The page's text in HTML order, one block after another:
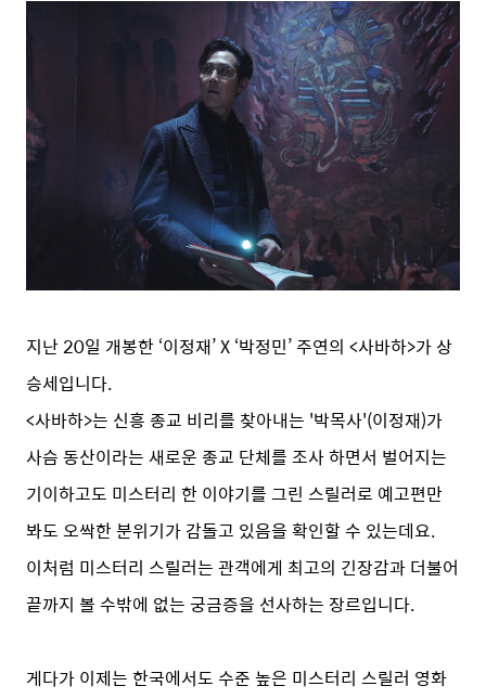
지난 20일 개봉한 ‘이정재’ X ‘박정민’ 주연의 <사바하>가 상
승세입니다.
<사바하>는 신흥 종교 비리를 찾아내는 '박목사'(이정재)가
사슴 동산이라는 새로운 종교 단체를 조사 하면서 벌어지는
기이하고도 미스터리 한 이야기를 그린 스릴러로 예고편만
봐도 오싹한 분위기가 감돌고 있음을 확인할 수 있는데요.
이처럼 미스터리 스릴러는 관객에게 최고의 긴장감과 더불어
끝까지 볼 수밖에 없는 궁금증을 선사하는 장르입니다.
게다가 이제는 한국에서도 수준 높은 미스터리 스릴러 영화